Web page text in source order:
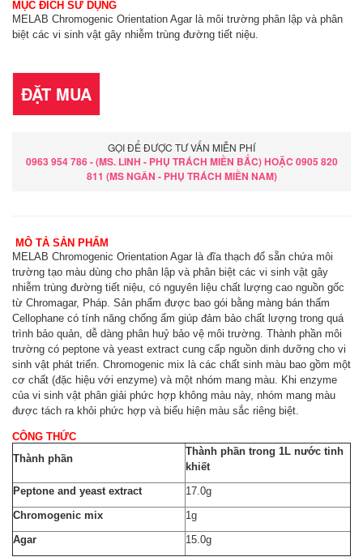
MỤC ĐÍCH SỬ DỤNG
MELAB Chromogenic Orientation Agar là môi trường phân lập và phân
biệt các vi sinh vật gây nhiễm trùng đường tiết niệu.
ĐẶT MUA
GỌI ĐỂ ĐƯỢC TƯ VẤN MIỄN PHÍ
0963 954 786 - (MS. LINH - PHỤ TRÁCH MIỀN BẮC) HOẶC 0905 820
811 (MS NGÂN - PHỤ TRÁCH MIỀN NAM)
MÔ TẢ SẢN PHẨM
MELAB Chromogenic Orientation Agar là đĩa thạch đổ sẵn chứa môi
trường tạo màu dùng cho phân lập và phân biệt các vi sinh vật gây
nhiễm trùng đường tiết niệu, có nguyên liệu chất lượng cao nguồn gốc
từ Chromagar, Pháp. Sản phẩm được bao gói bằng màng bán thấm
Cellophane có tính năng chống ẩm giúp đảm bảo chất lượng trong quá
trình bảo quản, dễ dàng phân huỷ bảo vệ môi trường. Thành phần môi
trường có peptone và yeast extract cung cấp nguồn dinh dưỡng cho vi
sinh vật phát triển. Chromogenic mix là các chất sinh màu bao gồm một
cơ chất (đặc hiệu với enzyme) và một nhóm mang màu. Khi enzyme
của vi sinh vật phân giải phức hợp không màu này, nhóm mang màu
được tách ra khỏi phức hợp và biểu hiện màu sắc riêng biệt.
CÔNG THỨC
Thành phần
Thành phần trong 1L nước tinh
khiết
Peptone and yeast extract
17.0g
Chromogenic mix
1g
Agar
15.0g